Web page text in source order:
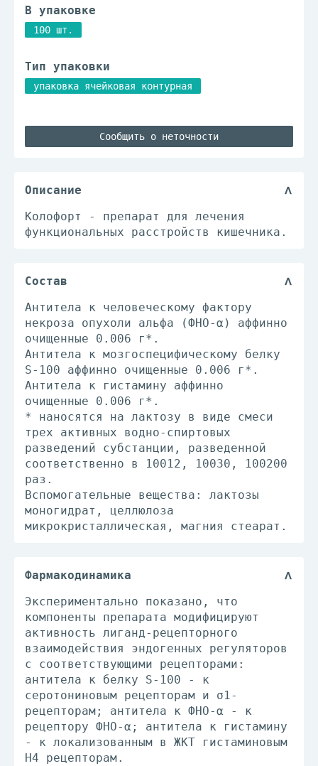
В упаковке
100 шт.
Тип упаковки
упаковка ячейковая контурная
Сообщить о неточности
Описание
Колофорт - препарат для лечения
функциональных расстройств кишечника.
Состав
Антитела к человеческому фактору
некроза опухоли альфа (ФНО-α) аффинно
очищенные 0.006 г*.
Антитела к мозгоспецифическому белку
S-100 аффинно очищенные 0.006 г*.
Антитела к гистамину аффинно
очищенные 0.006 г*.
* наносятся на лактозу в виде смеси
трех активных водно-спиртовых
разведений субстанции, разведенной
соответственно в 10012, 10030, 100200
раз.
Вспомогательные вещества: лактозы
моногидрат, целлюлоза
микрокристаллическая, магния стеарат.
Фармакодинамика
Экспериментально показано, что
компоненты препарата модифицируют
активность лиганд-рецепторного
взаимодействия эндогенных регуляторов
с соответствующими рецепторами:
антитела к белку S-100 - к
серотониновым рецепторам и σ1-
рецепторам; антитела к ФНО-α - к
рецептору ФНО-α; антитела к гистамину
- к локализованным в ЖКТ гистаминовым
Н4 рецепторам.